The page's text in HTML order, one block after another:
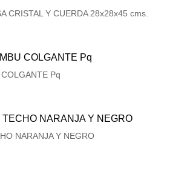
CRISTAL Y CUERDA 28x28x45 cms.
Pq
NARANJA Y NEGRO